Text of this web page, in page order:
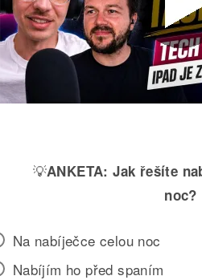
💡ANKETA: Jak řešíte
noc?
Na nabíječce celou noc
Nabíjím ho před spaním